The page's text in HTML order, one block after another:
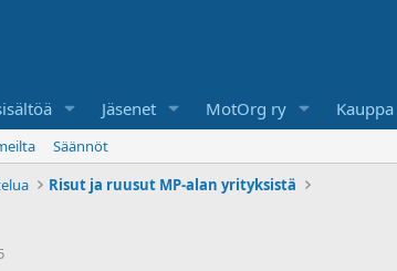
Jäsenet MotOrg ry Kauppa
Säännöt
Risut ja ruusut MP-alan yrityksistä